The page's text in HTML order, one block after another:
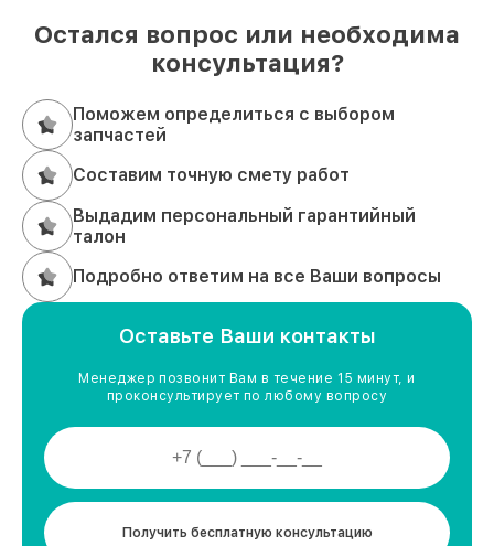
Остался вопрос или необходима
консультация?
Поможем определиться с выбором
запчастей
Составим точную смету работ
Выдадим персональный гарантийный
талон
Подробно ответим на все Ваши вопросы
Оставьте Ваши контакты
Менеджер позвонит Вам в течение 15 минут, и
проконсультирует по любому вопросу
Получить бесплатную консультацию